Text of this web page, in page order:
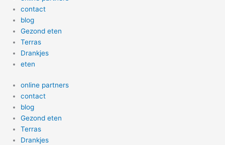
contact
blog
Gezond eten
Terras
Drankjes
eten
online partners
contact
blog
Gezond eten
Terras
Drankjes